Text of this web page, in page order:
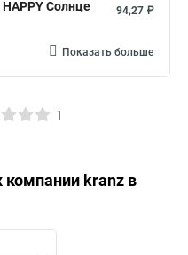
Солнце
94,27 ₽
Показать больше
1
компании kranz в